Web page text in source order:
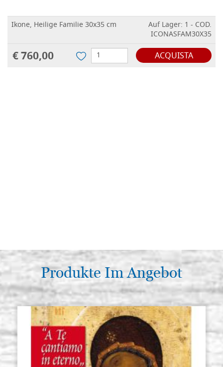
Ikone, Heilige Familie 30x35 cm
Auf Lager: 1 - COD.
ICONASFAM30X35
€ 760,00 ACQUISTA
Produkte Im Angebot